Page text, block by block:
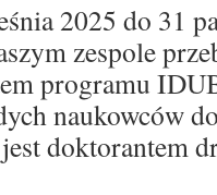
2025 do 31
zespole
programu
naukowców
doktorantem